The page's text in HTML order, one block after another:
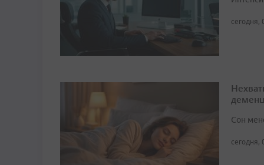
сегодня,
Сон
сегодня,